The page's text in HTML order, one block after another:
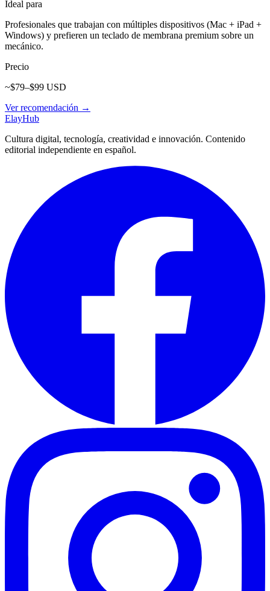
Ideal para
Profesionales que trabajan con múltiples dispositivos (Mac + iPad +
Windows) y prefieren un teclado de membrana premium sobre un
mecánico.
Precio
~$79–$99 USD
Ver recomendación →
ElayHub
Cultura digital, tecnología, creatividad e innovación. Contenido
editorial independiente en español.